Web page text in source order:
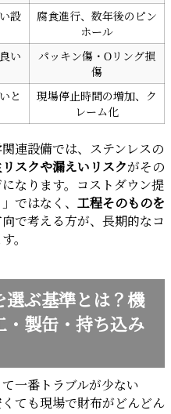
設
腐食進行、数年後のピン
ホール
い
パッキン傷・Oリング損
傷
と
現場停止時間の増加、ク
レーム化
連設備では、ステンレスの
スクや漏えいリスクがその
なります。コストダウン提
ではなく、 工程そのものを
向で考える方が、長期的なコ
。
選ぶ基準とは？機
・製缶・持ち込み
一番トラブルが少ない
ても現場で財布がどんどん